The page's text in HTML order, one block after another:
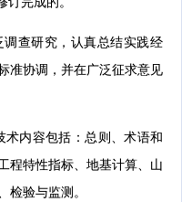
查研究，认真总结实践经
准协调，并在广泛征求意见
内容包括：总则、术语和
程特性指标、地基计算、山
验与监测。